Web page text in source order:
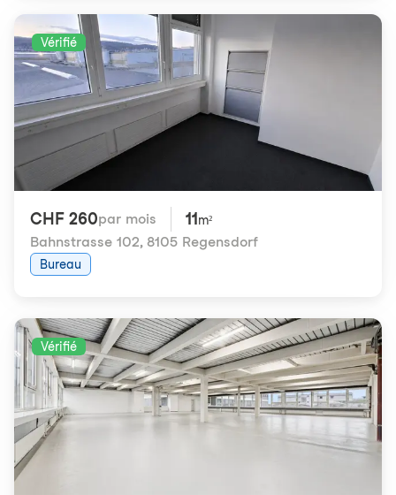
Vérifié
CHF 260par mois 11 m²
Bahnstrasse 102, 8105 Regensdorf
Bureau
Vérifié